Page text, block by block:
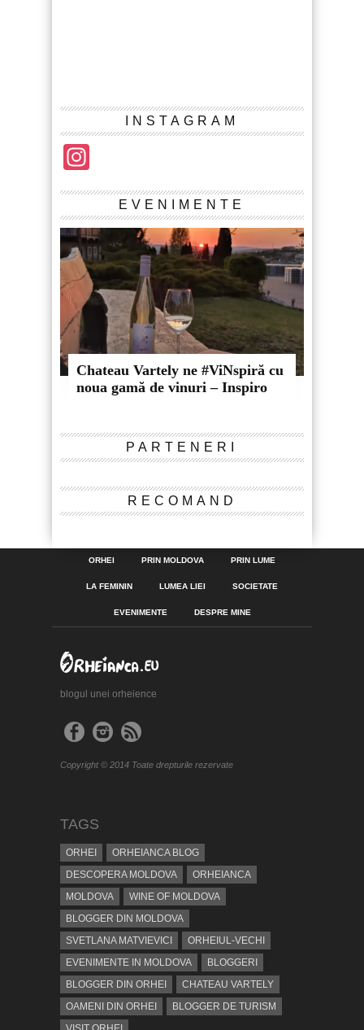
INSTAGRAM
EVENIMENTE
Chateau Vartely ne #ViNspiră cu
noua gamă de vinuri – Inspiro
PARTENERI
RECOMAND
ORHEI PRIN MOLDOVA PRIN LUME
LA FEMININ LUMEA LIEI SOCIETATE
EVENIMENTE DESPRE MINE
blogul unei orheience
Copyright © 2014 Toate drepturile rezervate
TAGS
ORHEI
ORHEIANCA BLOG
DESCOPERA MOLDOVA
ORHEIANCA
MOLDOVA
WINE OF MOLDOVA
BLOGGER DIN MOLDOVA
SVETLANA MATVIEVICI
ORHEIUL-VECHI
EVENIMENTE IN MOLDOVA
BLOGGERI
BLOGGER DIN ORHEI
CHATEAU VARTELY
OAMENI DIN ORHEI
BLOGGER DE TURISM